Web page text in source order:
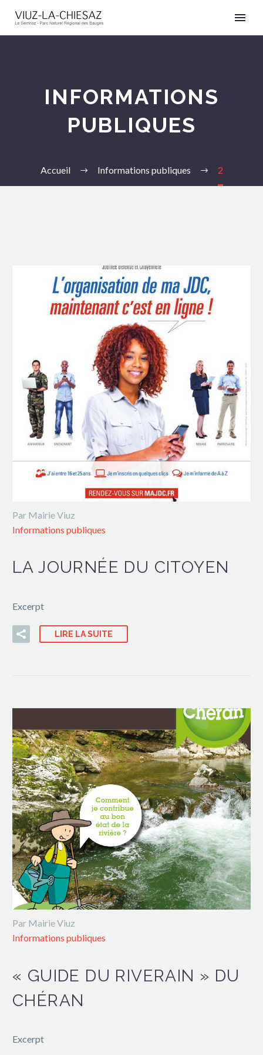
INFORMATIONS
PUBLIQUES
Accueil Informations publiques 2
Par Mairie Viuz
Informations publiques
LA JOURNÉE DU CITOYEN
Excerpt
LIRE LA SUITE
Par Mairie Viuz
Informations publiques
« GUIDE DU RIVERAIN » DU
CHÉRAN
Excerpt